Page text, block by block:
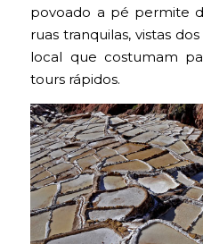
povoado a pé permite
ruas tranquilas, vistas
local que costumam
tours rápidos.